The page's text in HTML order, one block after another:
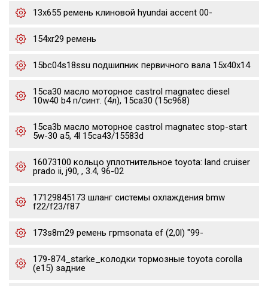
13x655 ремень клиновой hyundai accent 00-
154xr29 ремень
15bc04s18ssu подшипник первичного вала 15x40x14
15ca30 масло моторное castrol magnatec diesel
10w40 b4 п/синт. (4л), 15ca30 (15c968)
15ca3b масло моторное castrol magnatec stop-start
5w-30 a5, 4l 15ca43/15583d
16073100 кольцо уплотнительное toyota: land cruiser
prado ii, j90, , 3.4, 96-02
17129845173 шланг системы охлаждения bmw
f22/f23/f87
173s8m29 ремень грmsonata ef (2,0l) "99-
179-874_starke_колодки тормозные toyota corolla
(e15) задние